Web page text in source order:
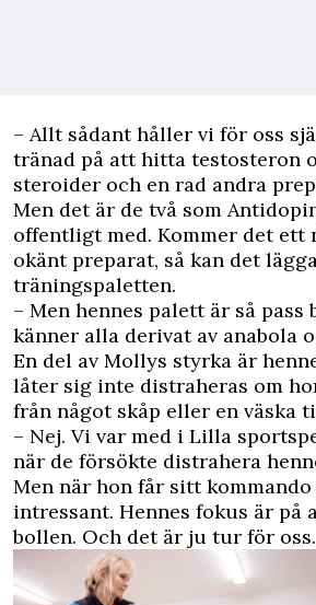
– Allt sådant håller vi för oss
tränad på att hitta testosteron
steroider och en rad andra
Men det är de två som
offentligt med. Kommer det ett
okänt preparat, så kan det
träningspaletten.
– Men hennes palett är så pass
känner alla derivat av anabola
En del av Mollys styrka är
låter sig inte distraheras om
från något skåp eller en väska
– Nej. Vi var med i Lilla
när de försökte distrahera
Men när hon får sitt
intressant. Hennes fokus är på
bollen. Och det är ju tur för oss.